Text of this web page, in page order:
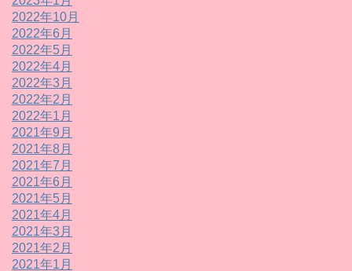
2022年10月
2022年6月
2022年5月
2022年4月
2022年3月
2022年2月
2022年1月
2021年9月
2021年8月
2021年7月
2021年6月
2021年5月
2021年4月
2021年3月
2021年2月
2021年1月